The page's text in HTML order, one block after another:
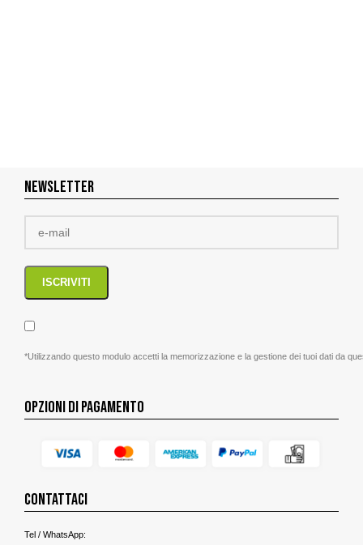
NEWSLETTER
*Utilizzando questo modulo accetti la memorizzazione e la gestione dei tuoi dati da
OPZIONI DI PAGAMENTO
CONTATTACI
Tel / WhatsApp: